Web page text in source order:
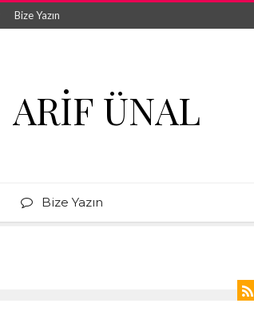
Bize Yazın
ARIF ÜNAL
Bize Yazın